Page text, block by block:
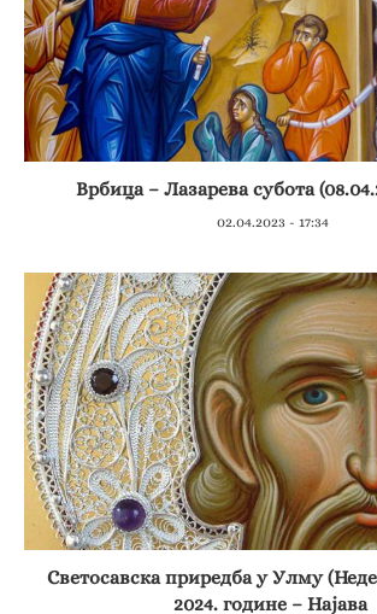
Врбица – Лазарева субота
02.04.2023 - 17:34
Светосавска приредба у Улму
2024. године – Најава